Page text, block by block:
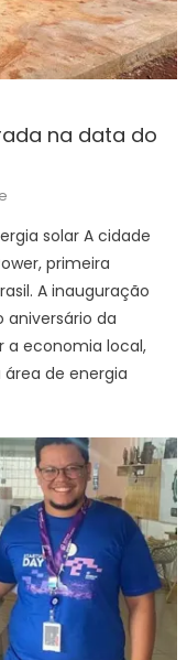
na data do
solar A cidade
primeira
A inauguração
da
a economia local,
de energia